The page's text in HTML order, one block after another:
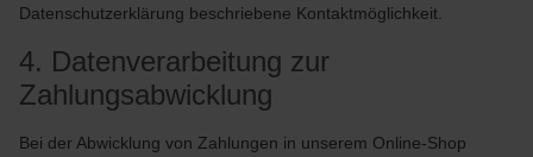
Datenschutzerklärung beschriebene Kontaktmöglichkeit.
4. Datenverarbeitung zur
Zahlungsabwicklung
Bei der Abwicklung von Zahlungen in unserem Online-Shop